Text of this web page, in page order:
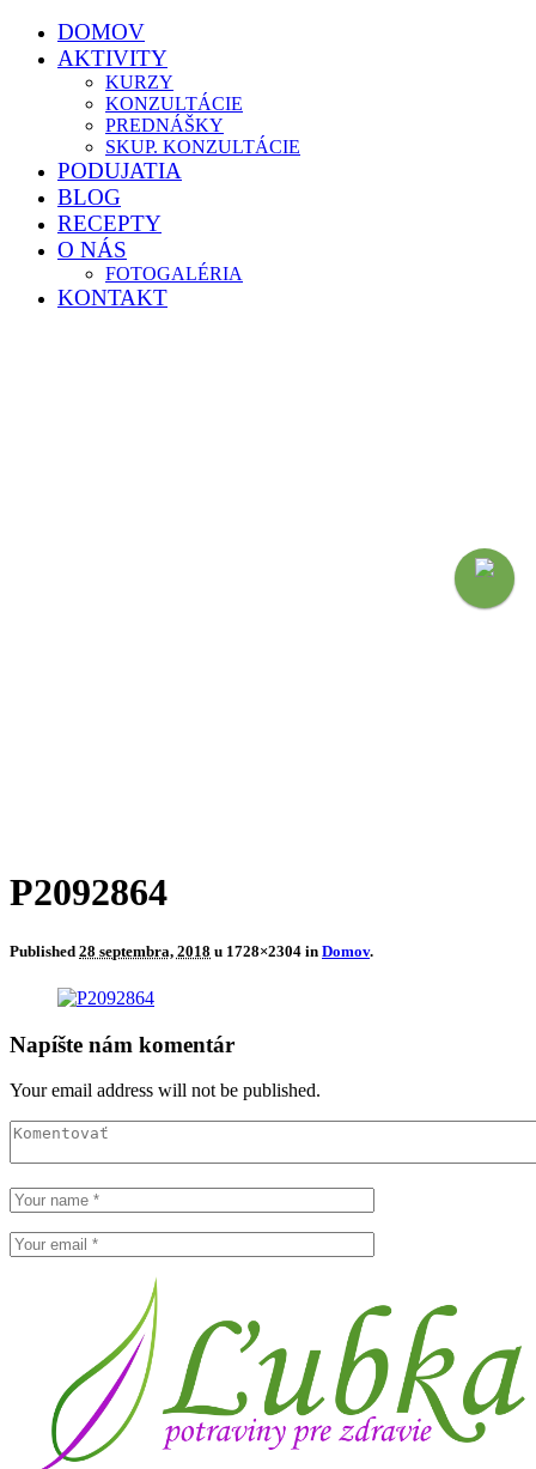
DOMOV
AKTIVITY
KURZY
KONZULTÁCIE
PREDNÁŠKY
SKUP. KONZULTÁCIE
PODUJATIA
BLOG
RECEPTY
O NÁS
FOTOGALÉRIA
KONTAKT
P2092864
Published 28 septembra, 2018 u 1728×2304 in Domov.
Napíšte nám komentár
Your email address will not be published.